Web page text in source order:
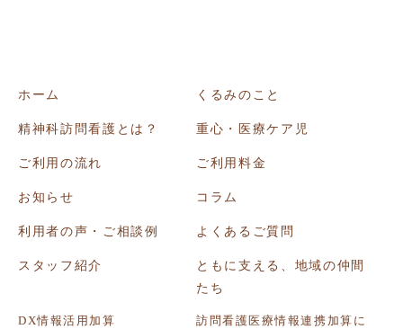
ホーム くるみのこと
精神科訪問看護とは？ 重心・医療ケア児
ご利用の流れ ご利用料金
お知らせ コラム
利用者の声・ご相談例 よくあるご質問
スタッフ紹介
ともに支える、地域の仲間
たち
DX情報活用加算
訪問看護医療情報連携加算に